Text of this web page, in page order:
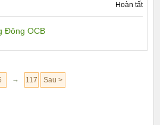
Hoàn tất
Đông OCB
→ 117 Sau >